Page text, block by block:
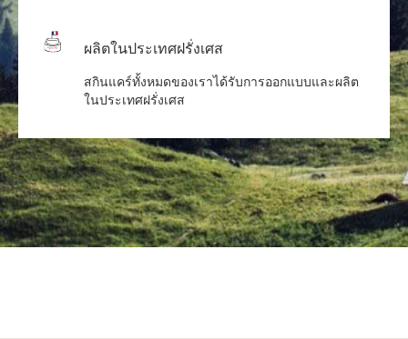
ผลิตในประเทศฝรั่งเศส
สกินแคร์ทั้งหมดของเราได้รับการออกแบบและผลิต
ในประเทศฝรั่งเศส